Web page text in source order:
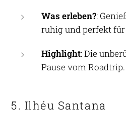
Was erleben?:
ruhig und perfekt
Highlight: Die
Pause vom Roadtrip.
5. Ilhéu Santana